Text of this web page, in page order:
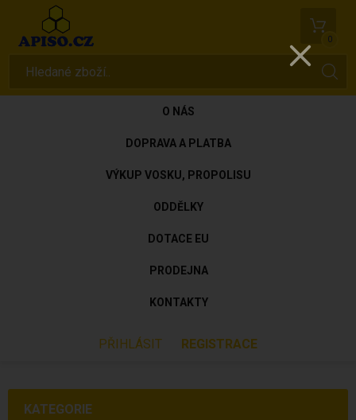
0
O NÁS
DOPRAVA A PLATBA
VÝKUP VOSKU, PROPOLISU
ODDĚLKY
DOTACE EU
PRODEJNA
KONTAKTY
PŘIHLÁSIT REGISTRACE
KATEGORIE